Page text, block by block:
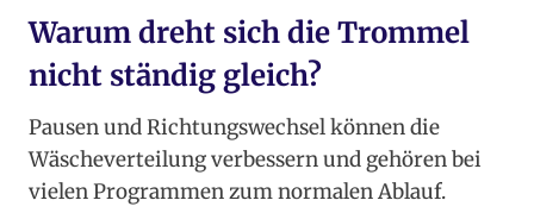
Warum dreht sich die Trommel
nicht ständig gleich?
Pausen und Richtungswechsel können die
Wäscheverteilung verbessern und gehören bei
vielen Programmen zum normalen Ablauf.